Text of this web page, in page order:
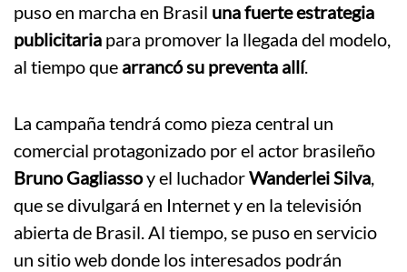
puso en marcha en Brasil una fuerte estrategia
publicitaria para promover la llegada del modelo,
al tiempo que arrancó su preventa allí.
La campaña tendrá como pieza central un
comercial protagonizado por el actor brasileño
Bruno Gagliassoy el luchadorWanderlei Silva,
que se divulgará en Internet y en la televisión
abierta de Brasil. Al tiempo, se puso en servicio
un sitio web donde los interesados podrán